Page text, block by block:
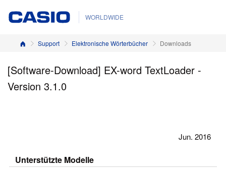
WORLDWIDE
Startseite
Support Elektronische Wörterbücher Downloads
[Software-Download] EX-word TextLoader -
Version 3.1.0
Jun. 2016
Unterstützte Modelle